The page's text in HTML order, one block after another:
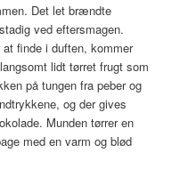
Det let brændte
ved eftersmagen.
finde i duften, kommer
lidt tørret frugt som
på tungen fra peber og
og der gives
Munden tørrer en
med en varm og blød